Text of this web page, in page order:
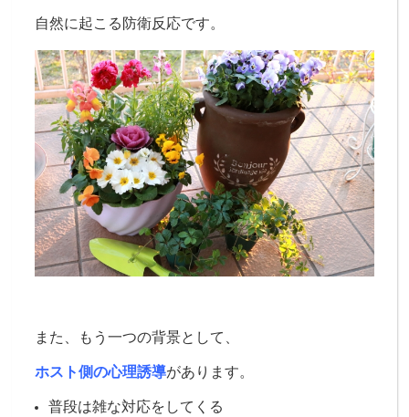
自然に起こる防衛反応です。
また、もう一つの背景として、
ホスト側の心理誘導があります。
普段は雑な対応をしてくる